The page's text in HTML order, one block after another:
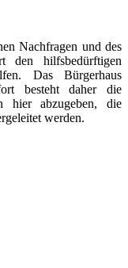
Nachfragen und des
den hilfsbedürftigen
Das Bürgerhaus
besteht daher die
hier abzugeben, die
werden.